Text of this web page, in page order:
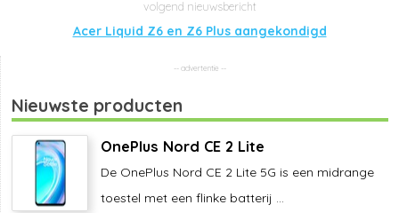
Acer Liquid Z6 en Z6 Plus aangekondigd
Nieuwste producten
OnePlus Nord CE 2 Lite
De OnePlus Nord CE 2 Lite 5G is een midrange
toestel met een flinke batterij ...